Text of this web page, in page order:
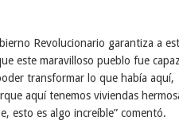
Revolucionario garantiza a
este maravilloso pueblo fue
transformar lo que había aquí,
aquí tenemos viviendas
esto es algo increíble” comentó.